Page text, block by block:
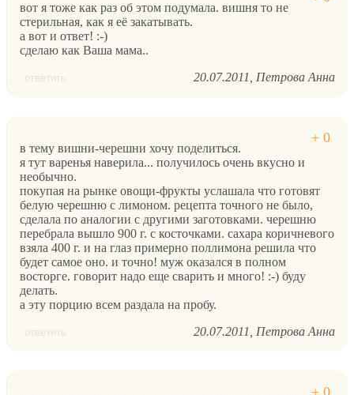
вот я тоже как раз об этом подумала. вишня то не
стерильная, как я её закатывать.
а вот и ответ! :-)
сделаю как Ваша мама..
ответить 20.07.2011 Петрова Анна
в тему вишни-черешни хочу поделиться.
я тут варенья наверила... получилось очень вкусно и
необычно.
покупая на рынке овощи-фрукты услашала что готовят
белую черешню с лимоном. рецепта точного не было,
сделала по аналогии с другими заготовками. черешню
перебрала вышло 900 г. с косточками. сахара коричневого
взяла 400 г. и на глаз примерно поллимона решила что
будет самое оно. и точно! муж оказался в полном
восторге. говорит надо еще сварить и много! :-) буду
делать.
а эту порцию всем раздала на пробу.
ответить 20.07.2011 Петрова Анна